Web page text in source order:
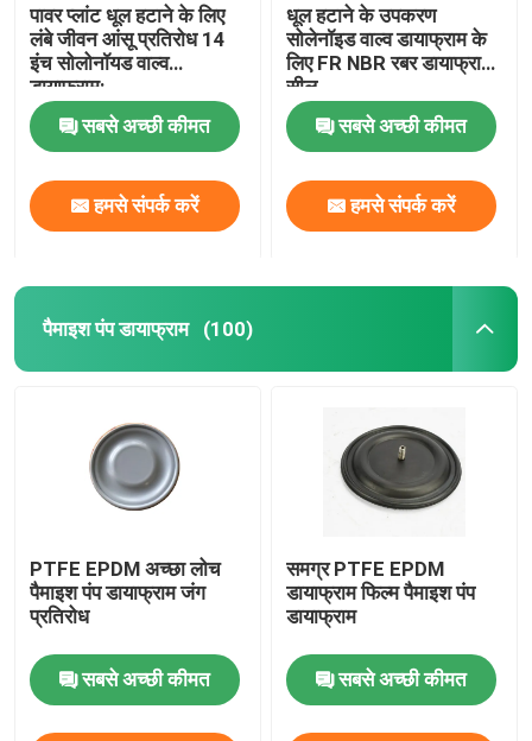
पावर प्लांट धूल हटाने के लिए
लंबे जीवन आंसू प्रतिरोध 14
इंच सोलोनॉयड वाल्व
डायाफ्राम:
सबसे अच्छी कीमत
हमसे संपर्क करें
धूल हटाने के उपकरण
सोलेनॉइड वाल्व डायाफ्राम के
लिए FR NBR रबर डायाफ्राम
सील
सबसे अच्छी कीमत
हमसे संपर्क करें
पैमाइश पंप डायाफ्राम (100)
PTFE EPDM अच्छा लोच
पैमाइश पंप डायाफ्राम जंग
प्रतिरोध
सबसे अच्छी कीमत
समग्र PTFE EPDM
डायाफ्राम फिल्म पैमाइश पंप
डायाफ्राम
सबसे अच्छी कीमत